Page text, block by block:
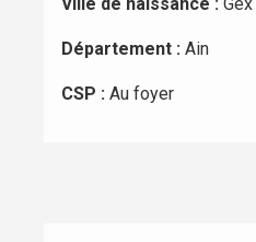
Département : Ain
CSP : Au foyer